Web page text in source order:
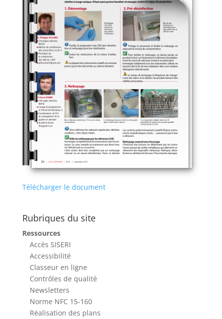
Télécharger le document
Rubriques du site
Ressources
Accès SISERI
Accessibilité
Classeur en ligne
Contrôles de qualité
Newsletters
Norme NFC 15-160
Réalisation des plans